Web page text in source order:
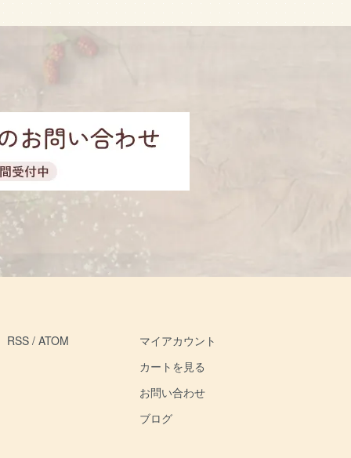
RSS / ATOM
マイアカウント
カートを見る
お問い合わせ
ブログ